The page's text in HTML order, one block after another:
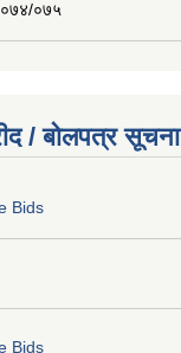
०७५
/ बोलपत्र सूचना
Bids
Bids